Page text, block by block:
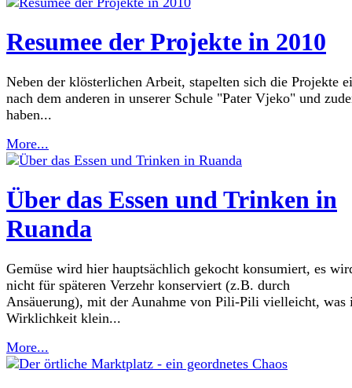
Resumee der Projekte in 2010
Neben der klösterlichen Arbeit, stapelten sich die Projekte
nach dem anderen in unserer Schule "Pater Vjeko" und
haben...
More...
Über das Essen und Trinken in
Ruanda
Gemüse wird hier hauptsächlich gekocht konsumiert, es
nicht für späteren Verzehr konserviert (z.B. durch
Ansäuerung), mit der Aunahme von Pili-Pili vielleicht, was
Wirklichkeit klein...
More...